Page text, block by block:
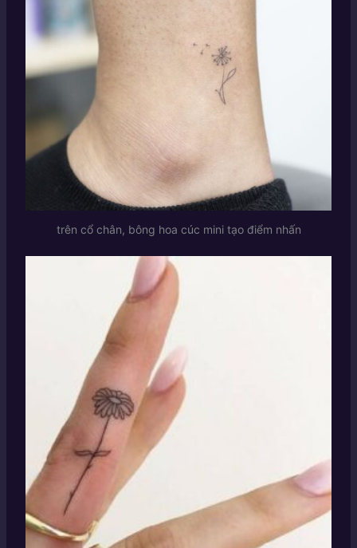
trên cổ chân, bông hoa cúc mini tạo điểm nhấn